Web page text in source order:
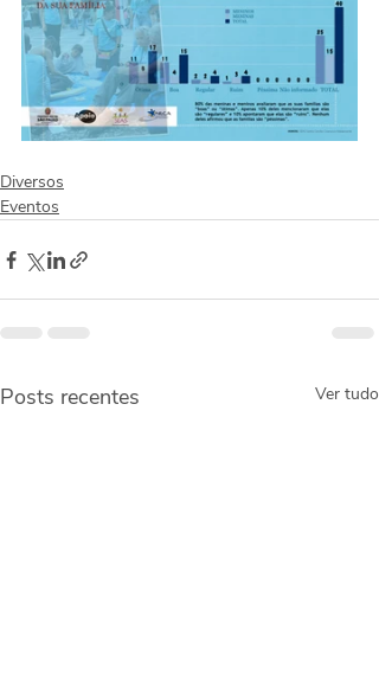
Diversos
Eventos
Posts recentes Ver tudo